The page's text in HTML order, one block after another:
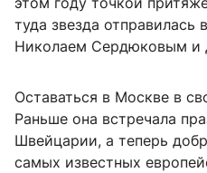
туда звезда отправилась
Николаем Сердюковым и
Оставаться в Москве в
Раньше она встречала
Швейцарии, а теперь
самых известных